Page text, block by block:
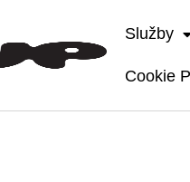
Služby
Cookie